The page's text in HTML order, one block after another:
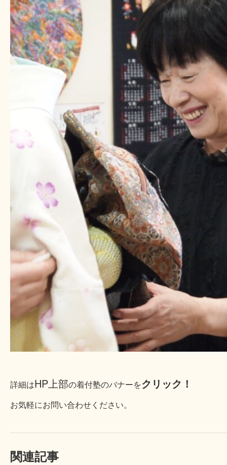
詳細はHP上部の着付塾のバナーをクリック！
お気軽にお問い合わせください。
関連記事